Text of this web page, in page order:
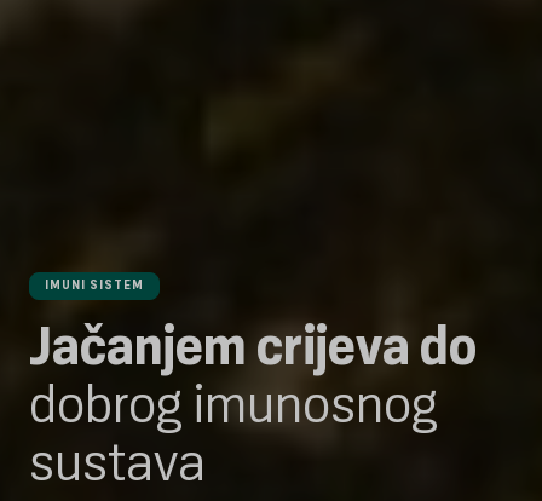
IMUNI SISTEM
Jačanjem crijeva do
dobrog imunosnog
sustava